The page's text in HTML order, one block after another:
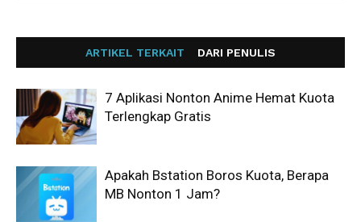
ARTIKEL TERKAIT DARI PENULIS
7 Aplikasi Nonton Anime Hemat Kuota
Terlengkap Gratis
Apakah Bstation Boros Kuota, Berapa
MB Nonton 1 Jam?